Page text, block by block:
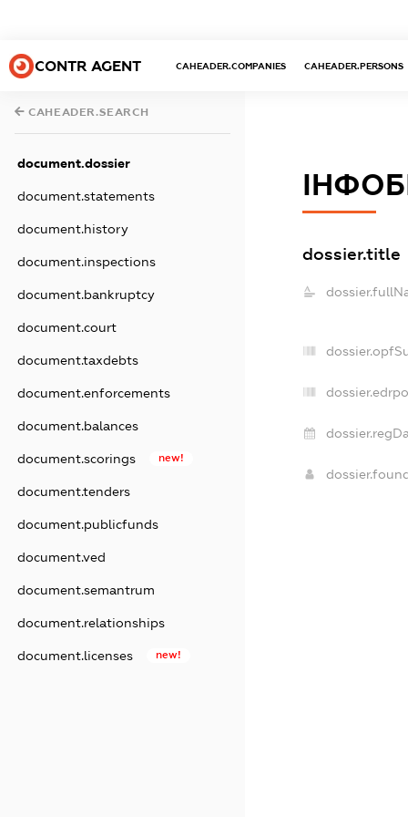
CONTR AGENT CAHEADER.COMPANIES CAHEADER.PERSONS
CAHEADER.SEARCH
document.dossier
document.statements
document.history
document.inspections
document.bankruptcy
document.court
document.taxdebts
document.enforcements
document.balances
document.scorings new!
document.tenders
document.publicfunds
document.ved
document.semantrum
document.relationships
document.licenses new!
dossier.title